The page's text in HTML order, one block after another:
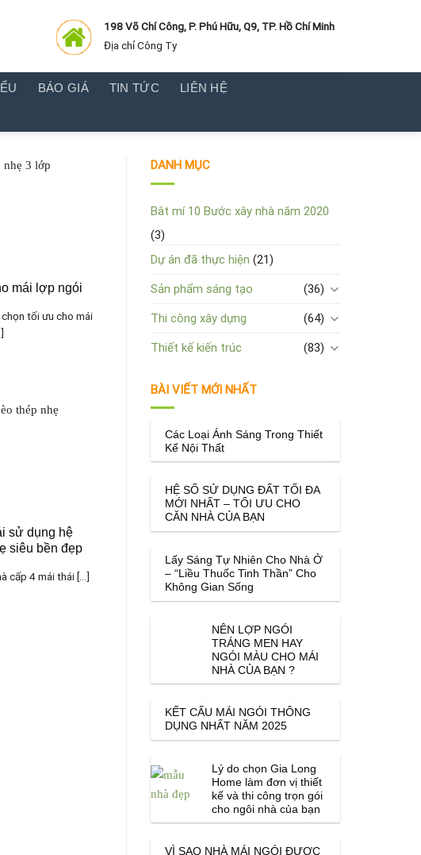
198 Võ Chí Công, P. Phú Hữu, Q9, TP. Hồ Chí Minh
Địa chỉ Công Ty
BÁO GIÁ TIN TỨC LIÊN HỆ
mái lợp ngói
tối ưu cho mái
sử dụng hệ
siêu bền đẹp
cấp 4 mái thái [...]
DANH MỤC
Bât mí 10 Bước xây nhà năm 2020
(3)
Dự án đã thực hiện (21)
Sản phẩm sáng tạo (36)
Thi công xây dựng (64)
Thiết kế kiến trúc (83)
BÀI VIẾT MỚI NHẤT
Các Loại Ánh Sáng Trong Thiết
Kế Nội Thất
HỆ SỐ SỬ DỤNG ĐẤT TỐI ĐA
MỚI NHẤT – TỐI ƯU CHO
CĂN NHÀ CỦA BẠN
Lấy Sáng Tự Nhiên Cho Nhà Ở
– “Liều Thuốc Tinh Thần” Cho
Không Gian Sống
NÊN LỢP NGÓI
TRÁNG MEN HAY
NGÓI MÀU CHO MÁI
NHÀ CỦA BẠN ?
KẾT CẤU MÁI NGÓI THÔNG
DỤNG NHẤT NĂM 2025
Lý do chọn Gia Long
Home làm đơn vị thiết
kế và thi công trọn gói
cho ngôi nhà của bạn
VÌ SAO NHÀ MÁI NGÓI ĐƯỢC